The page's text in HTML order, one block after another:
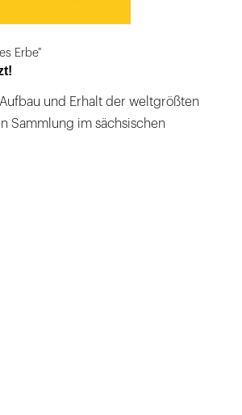
Erbe"
und Erhalt der weltgrößten
Sammlung im sächsischen